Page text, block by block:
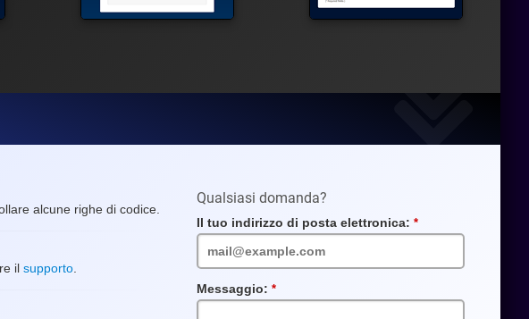
alcune righe di codice.
il supporto
Qualsiasi domanda?
Il tuo indirizzo di posta elettronica:
obbligatorio
Messaggio:
obbligatorio